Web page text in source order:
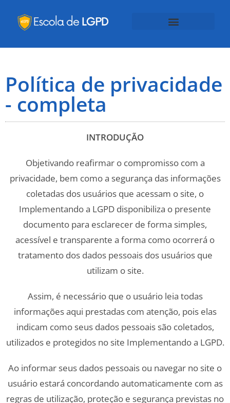
Política de privacidade
- completa
INTRODUÇÃO
Objetivando reafirmar o compromisso com a
privacidade, bem como a segurança das informações
coletadas dos usuários que acessam o site, o
Implementando a LGPD disponibiliza o presente
documento para esclarecer de forma simples,
acessível e transparente a forma como ocorrerá o
tratamento dos dados pessoais dos usuários que
utilizam o site.
Assim, é necessário que o usuário leia todas
informações aqui prestadas com atenção, pois elas
indicam como seus dados pessoais são coletados,
utilizados e protegidos no site Implementando a LGPD.
Ao informar seus dados pessoais ou navegar no site o
usuário estará concordando automaticamente com as
regras de utilização, proteção e segurança previstas no